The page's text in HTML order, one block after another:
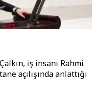
iş insanı Rahmi
açılışında anlattığı